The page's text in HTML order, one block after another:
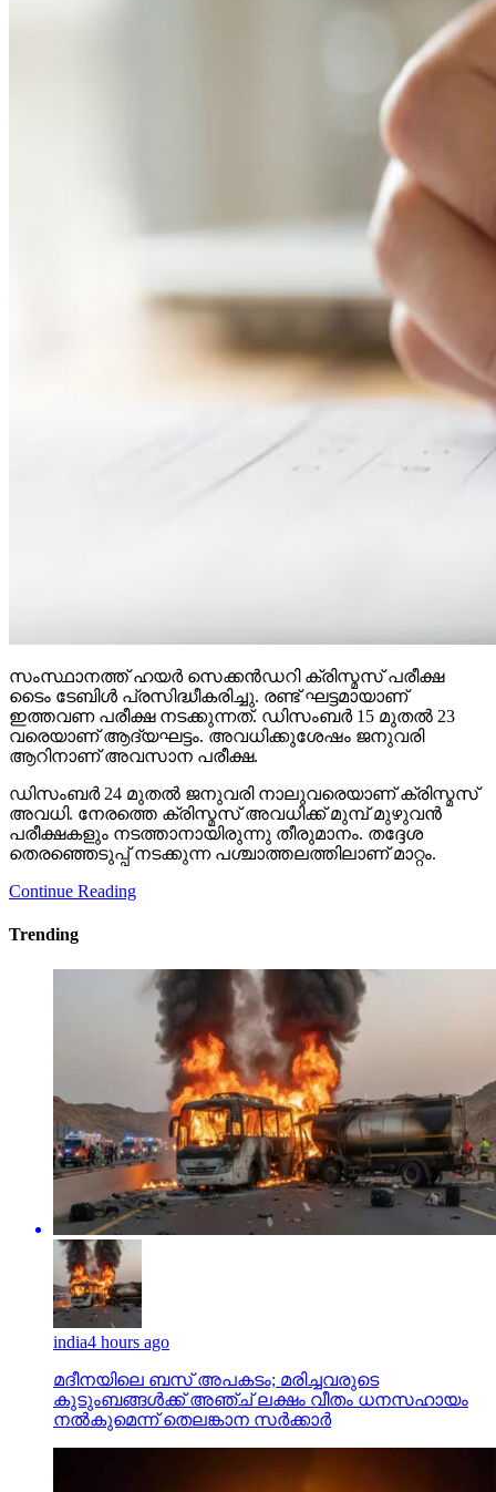
സംസ്ഥാനത്ത് ഹയര്‍ സെക്കന്‍ഡറി ക്രിസ്മസ് പരീക്ഷ
ടൈം ടേബിള്‍ പ്രസിദ്ധീകരിച്ചു. രണ്ട് ഘട്ടമായാണ്
ഇത്തവണ പരീക്ഷ നടക്കുന്നത്. ഡിസംബര്‍ 15 മുതല്‍ 23
വരെയാണ് ആദ്യഘട്ടം. അവധിക്കുശേഷം ജനുവരി
ആറിനാണ് അവസാന പരീക്ഷ.
ഡിസംബര്‍ 24 മുതല്‍ ജനുവരി നാലുവരെയാണ് ക്രിസ്മസ്
അവധി. നേരത്തെ ക്രിസ്മസ് അവധിക്ക് മുമ്പ് മുഴുവന്‍
പരീക്ഷകളും നടത്താനായിരുന്നു തീരുമാനം. തദ്ദേശ
തെരഞ്ഞെടുപ്പ് നടക്കുന്ന പശ്ചാത്തലത്തിലാണ് മാറ്റം.
Continue Reading
Trending
india4 hours ago
മദീനയിലെ ബസ് അപകടം; മരിച്ചവരുടെ
കുടുംബങ്ങള്‍ക്ക് അഞ്ച് ലക്ഷം വീതം ധനസഹായം
നല്‍കുമെന്ന് തെലങ്കാന സര്‍ക്കാര്‍